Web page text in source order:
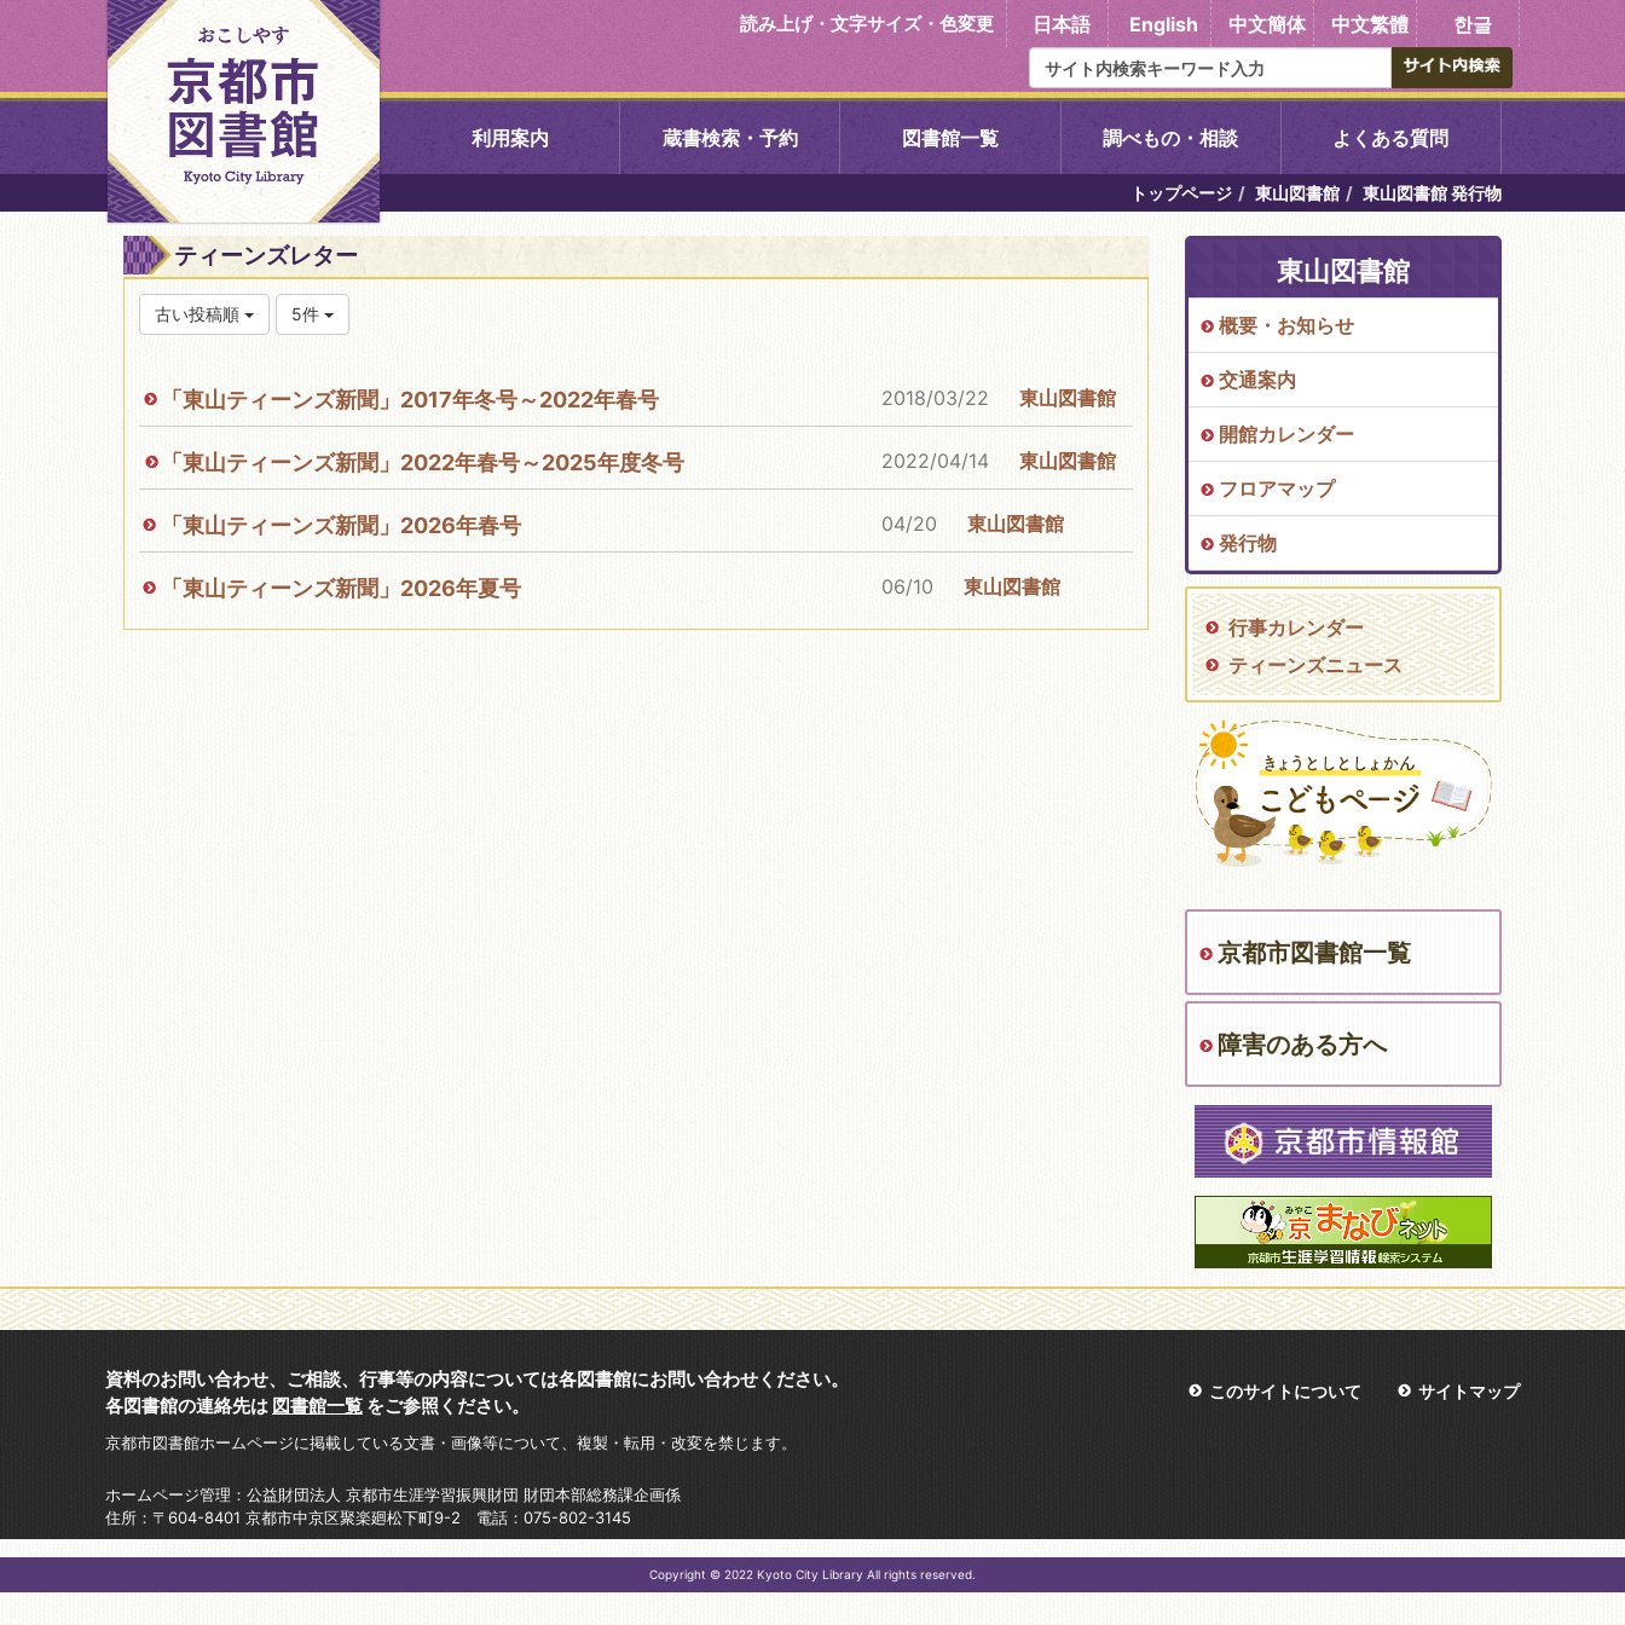
読み上げ・文字サイズ・色変更 日本語 English 中文簡体 中文繁體 한글
利用案内 蔵書検索・予約 図書館一覧
中央図書館 右京中央図書館 伏見中央図書館 醍醐中央図書館
北図書館 左京図書館 岩倉図書館 東山図書館
吉祥院図書館
久世ふれあいセンター図
書館
西京図書館 洛西図書館 向島図書館
醍醐図書館
こどもみらい館子育て図
書館
コミュニティプラザ深草
図書館
調べもの・相談 よくある質問
トップページ 東山図書館 東山図書館 発行物
ティーンズレター
古い投稿順 5件
「東山ティーンズ新聞」2017年冬号～2022年春号 2018/03/22 東山図書館
「東山ティーンズ新聞」2022年春号～2025年度冬号 2022/04/14 東山図書館
「東山ティーンズ新聞」2026年春号 04/20 東山図書館
「東山ティーンズ新聞」2026年夏号 06/10 東山図書館
東山図書館
概要・お知らせ
交通案内
開館カレンダー
フロアマップ
発行物
行事カレンダー
ティーンズニュース
京都市図書館一覧
障害のある方へ
このサイトについて サイトマップ
資料のお問い合わせ、ご相談、行事等の内容については各図書館にお問い合わせください。
各図書館の連絡先は 図書館一覧 をご参照ください。
京都市図書館ホームページに掲載している文書・画像等について、複製・転用・改変を禁じます。
ホームページ管理：公益財団法人 京都市生涯学習振興財団 財団本部総務課企画係
住所：〒604-8401 京都市中京区聚楽廻松下町9-2 電話：075-802-3145
Copyright © 2022 Kyoto City Library All rights reserved.